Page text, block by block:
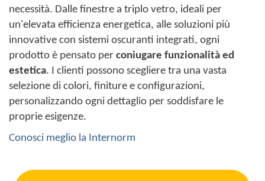
necessità. Dalle finestre a triplo vetro, ideali per
un'elevata efficienza energetica, alle soluzioni più
innovative con sistemi oscuranti integrati, ogni
prodotto è pensato per coniugare funzionalità ed
estetica. I clienti possono scegliere tra una vasta
selezione di colori, finiture e configurazioni,
personalizzando ogni dettaglio per soddisfare le
proprie esigenze.
Conosci meglio la Internorm